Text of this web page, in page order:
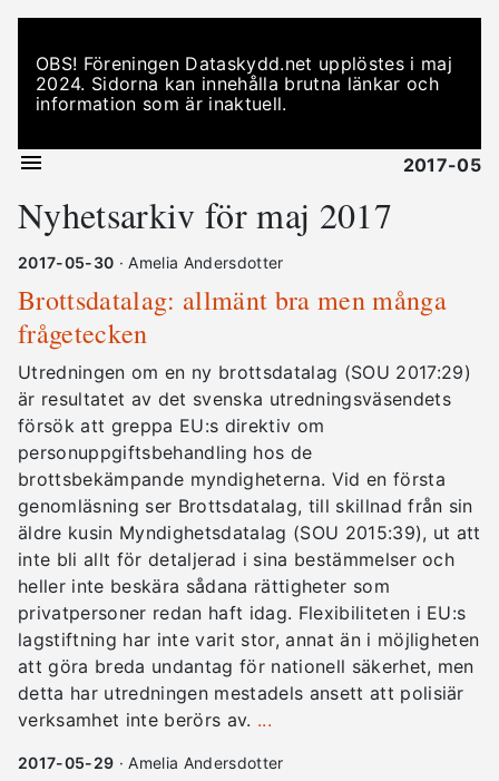
OBS! Föreningen Dataskydd.net upplöstes i maj
2024. Sidorna kan innehålla brutna länkar och
information som är inaktuell.
2017-05
Nyhetsarkiv för maj 2017
2017-05-30 · Amelia Andersdotter
Brottsdatalag: allmänt bra men många
frågetecken
Utredningen om en ny brottsdatalag (SOU 2017:29)
är resultatet av det svenska utredningsväsendets
försök att greppa EU:s direktiv om
personuppgiftsbehandling hos de
brottsbekämpande myndigheterna. Vid en första
genomläsning ser Brottsdatalag, till skillnad från sin
äldre kusin Myndighetsdatalag (SOU 2015:39), ut att
inte bli allt för detaljerad i sina bestämmelser och
heller inte beskära sådana rättigheter som
privatpersoner redan haft idag. Flexibiliteten i EU:s
lagstiftning har inte varit stor, annat än i möjligheten
att göra breda undantag för nationell säkerhet, men
detta har utredningen mestadels ansett att polisiär
verksamhet inte berörs av. ...
2017-05-29 · Amelia Andersdotter